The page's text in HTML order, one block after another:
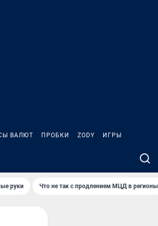
ВАЛЮТ ПРОБКИ ZODY ИГРЫ
руки Что не так с продлением МЦД в регионы